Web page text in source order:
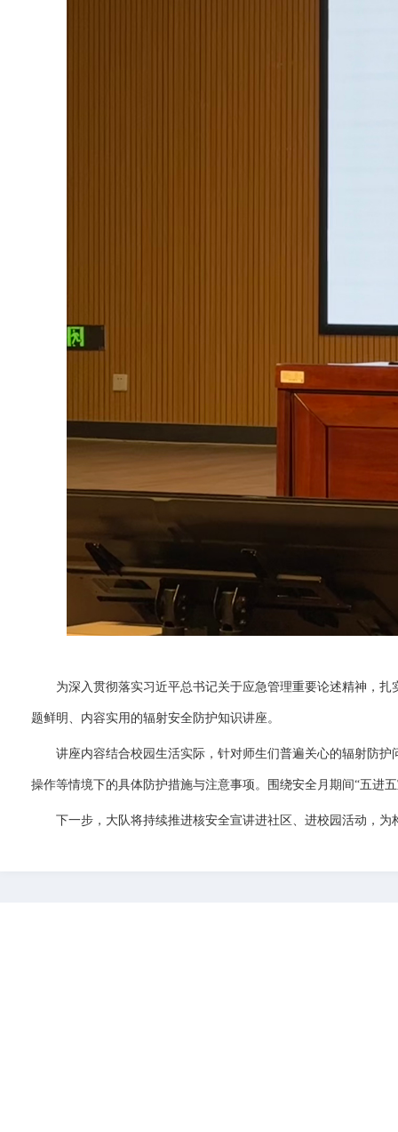
为深入贯彻落实习近平总书记关于应急管理重要论述精神，
题鲜明、内容实用的辐射安全防护知识讲座。
讲座内容结合校园生活实际，针对师生们普遍关心的辐射防
操作等情境下的具体防护措施与注意事项。围绕安全月期间“五进
下一步，大队将持续推进核安全宣讲进社区、进校园活动，